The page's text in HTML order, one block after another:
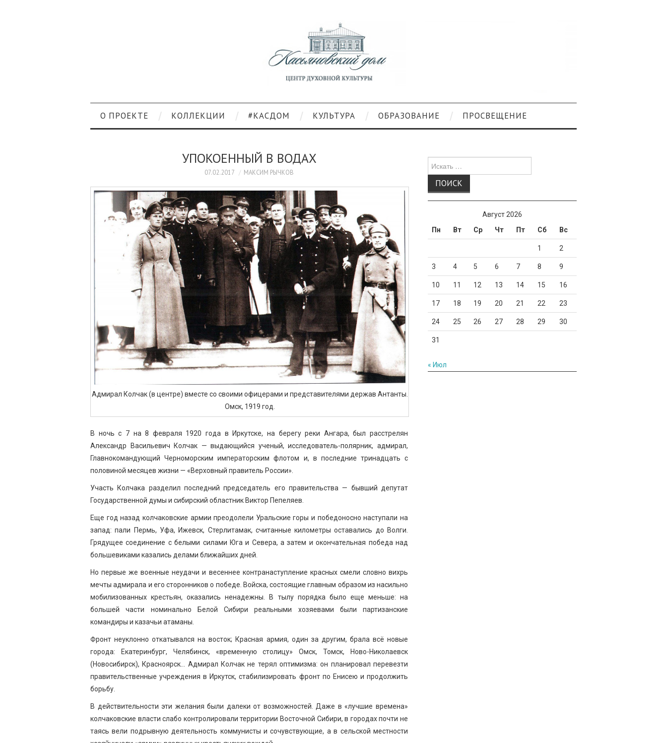
О ПРОЕКТЕ КОЛЛЕКЦИИ #КАСДОМ КУЛЬТУРА ОБРАЗОВАНИЕ ПРОСВЕЩЕНИЕ
УПОКОЕННЫЙ В ВОДАХ
07.02.2017 МАКСИМ РЫЧКОВ
Адмирал Колчак (в центре) вместе со своими офицерами и представителями держав Антанты.
Омск, 1919 год.
В ночь с 7 на 8 февраля 1920 года в Иркутске, на берегу реки Ангара, был расстрелян
Александр Васильевич Колчак — выдающийся ученый, исследователь-полярник, адмирал,
Главнокомандующий Черноморским императорским флотом и, в последние тринадцать с
половиной месяцев жизни — «Верховный правитель России».
Участь Колчака разделил последний председатель его правительства — бывший депутат
Государственной думы и сибирский областник Виктор Пепеляев.
Еще год назад колчаковские армии преодолели Уральские горы и победоносно наступали на
запад: пали Пермь, Уфа, Ижевск, Стерлитамак, считанные километры оставались до Волги.
Грядущее соединение с белыми силами Юга и Севера, а затем и окончательная победа над
большевиками казались делами ближайших дней.
Но первые же военные неудачи и весеннее контранаступление красных смели словно вихрь
мечты адмирала и его сторонников о победе. Войска, состоящие главным образом из насильно
мобилизованных крестьян, оказались ненадежны. В тылу порядка было еще меньше: на
большей части номинально Белой Сибири реальными хозяевами были партизанские
командиры и казачьи атаманы.
Фронт неуклонно откатывался на восток; Красная армия, один за другим, брала всё новые
города: Екатеринбург, Челябинск, «временную столицу» Омск, Томск, Ново-Николаевск
(Новосибирск), Красноярск… Адмирал Колчак не терял оптимизма: он планировал перевезти
правительственные учреждения в Иркутск, стабилизировать фронт по Енисею и продолжить
борьбу.
В действительности эти желания были далеки от возможностей. Даже в «лучшие времена»
колчаковские власти слабо контролировали территории Восточной Сибири, в городах почти не
таясь вели подрывную деятельность коммунисты и сочувствующие, а в сельской местности
для:
Август 2026
Пн
Вт Ср Чт Пт Сб Вс
1 2
3 4 5 6 7 8 9
10 11 12 13 14 15 16
17 18 19 20 21 22 23
24 25 26 27 28 29 30
31
« Июл